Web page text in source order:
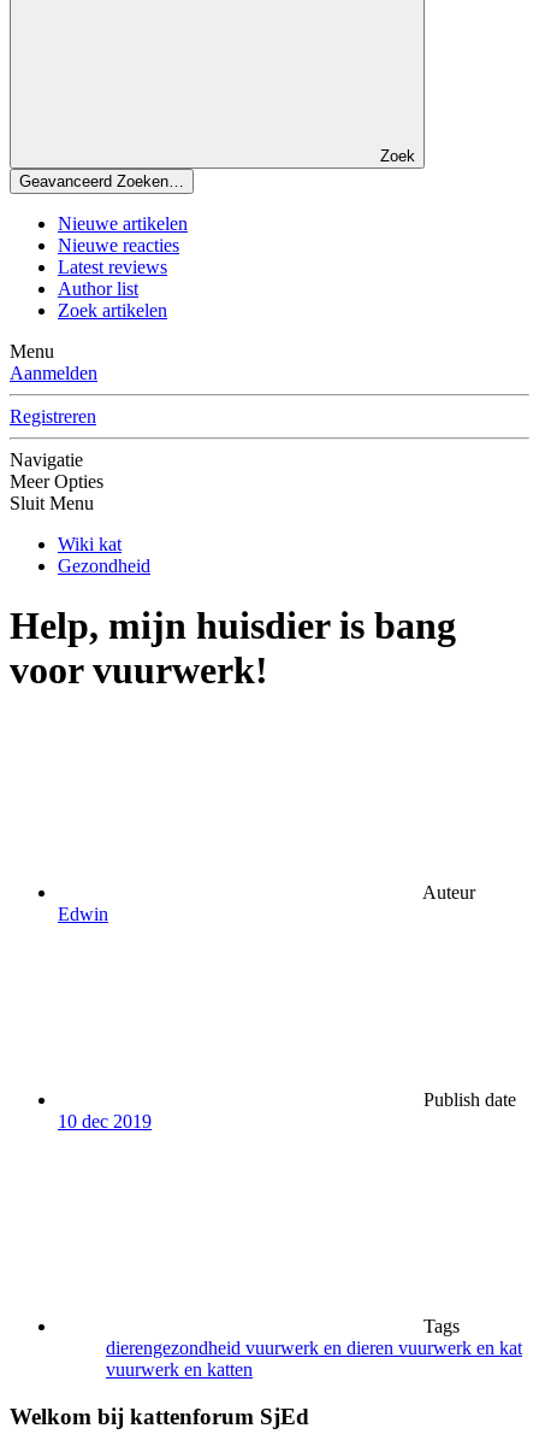
Zoek
Geavanceerd Zoeken…
Nieuwe artikelen
Nieuwe reacties
Latest reviews
Author list
Zoek artikelen
Menu
Aanmelden
Registreren
Navigatie
Meer Opties
Sluit Menu
Wiki kat
Gezondheid
Help, mijn huisdier is bang
voor vuurwerk!
Auteur
Edwin
Publish date
10 dec 2019
Tags
dierengezondheid vuurwerk en dieren vuurwerk en kat
vuurwerk en katten
Welkom bij kattenforum SjEd